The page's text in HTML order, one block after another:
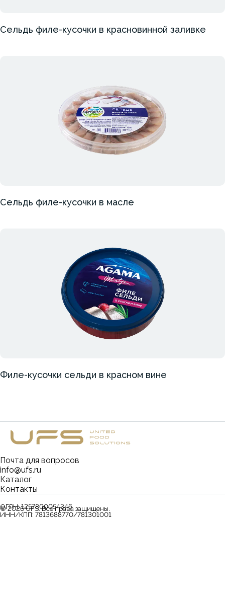
Сельдь филе-кусочки в красновинной заливке
Сельдь филе-кусочки в масле
Филе-кусочки сельди в красном вине
Каталог
Контакты
Почта для вопросов
info@ufs.ru
©2026UFS. Все права защищены.
ОГРН:1257800054346
ИНН/КПП: 7813688770/781301001